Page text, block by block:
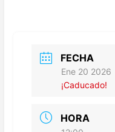
FECHA
Ene 20 2026
¡Caducado!
HORA